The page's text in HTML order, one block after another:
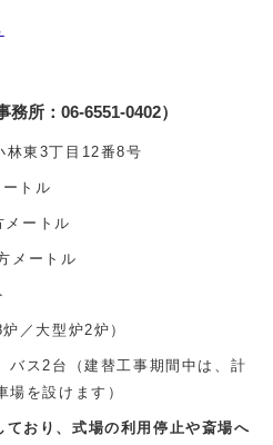
所：06-6551-0402）
東3丁目12番8号
トル
ートル
メートル
ト
／大型炉2炉）
ス2台（建替工事期間中は、計
場を設けます）
おり、 式場の利用停止や斎場へ